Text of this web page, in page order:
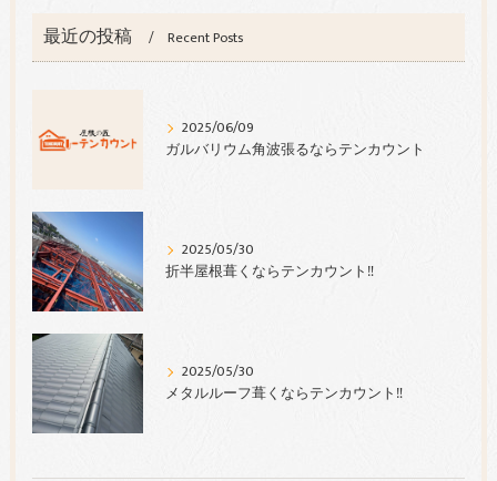
最近の投稿 Recent Posts
2025/06/09
ガルバリウム角波張るならテンカウント
2025/05/30
折半屋根葺くならテンカウント‼︎
2025/05/30
メタルルーフ葺くならテンカウント‼︎